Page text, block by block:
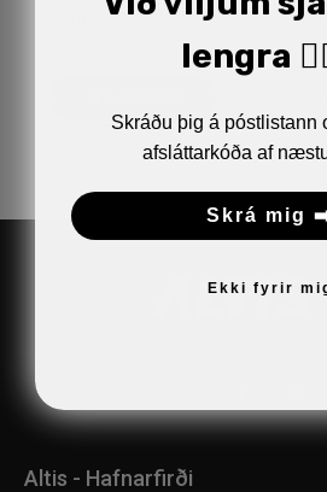
Púlsmælir Rauður S-L
Altis - Hafnarfirði
lengra
Skráðu þig á póstlistann
afsláttarkóða af
Skrá mig
Ekki fyrir